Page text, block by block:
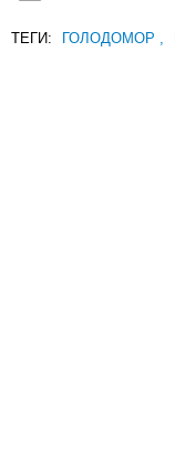
ТЕГИ: ГОЛОДОМОР ,